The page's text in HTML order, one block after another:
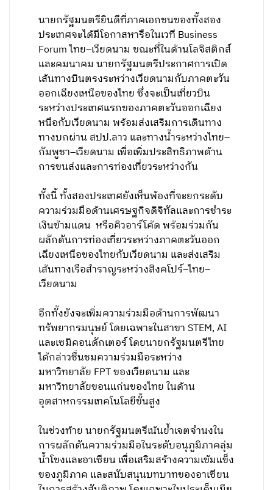
นายกรัฐมนตรียินดีที่ภาคเอกชนของทั้งสอง
ประเทศจะได้มีโอกาสหารือในเวที Business
Forum ไทย–เวียดนาม ขณะที่ในด้านโลจิสติกส์
และคมนาคม นายกรัฐมนตรีประกาศการเปิด
เส้นทางบินตรงระหว่างเวียดนามกับภาคตะวัน
ออกเฉียงเหนือของไทย ซึ่งจะเป็นเที่ยวบิน
ระหว่างประเทศแรกของภาคตะวันออกเฉียง
หนือกับเวียดนาม พร้อมส่งเสริมการเดินทาง
ทางบกผ่าน สปป.ลาว และทางน้ำระหว่างไทย–
กัมพูชา–เวียดนาม เพื่อเพิ่มประสิทธิภาพด้าน
การขนส่งและการท่องเที่ยวระหว่างกัน
ทั้งนี้ ทั้งสองประเทศยังเห็นพ้องที่จะยกระดับ
ความร่วมมือด้านเศรษฐกิจดิจิทัลและการชำระ
เงินข้ามแดน หรือคิวอาร์โค้ด พร้อมร่วมกัน
ผลักดันการท่องเที่ยวระหว่างภาคตะวันออก
เฉียงเหนือของไทยกับเวียดนาม และส่งเสริม
เส้นทางเรือสำราญระหว่างสิงคโปร์–ไทย–
เวียดนาม
อีกทั้งยังจะเพิ่มความร่วมมือด้านการพัฒนา
ทรัพยากรมนุษย์ โดยเฉพาะในสาขา STEM, AI
และเซมิคอนดักเตอร์ โดยนายกรัฐมนตรีไทย
ได้กล่าวชื่นชมความร่วมมือระหว่าง
มหาวิทยาลัย FPT ของเวียดนาม และ
มหาวิทยาลัยขอนแก่นของไทย ในด้าน
อุตสาหกรรมเทคโนโลยีขั้นสูง
ในช่วงท้าย นายกรัฐมนตรีเน้นย้ำเจตจำนงใน
การผลักดันความร่วมมือในระดับอนุภูมิภาคลุ่ม
น้ำโขงและอาเซียน เพื่อเสริมสร้างความเข้มแข็ง
ของภูมิภาค และสนับสนุนบทบาทของอาเซียน